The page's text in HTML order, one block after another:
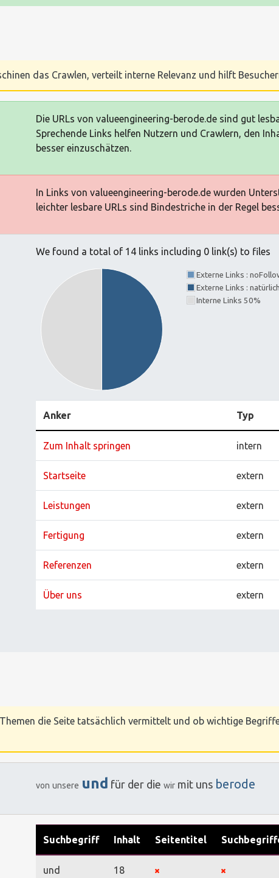
das Crawlen, verteilt interne Relevanz und hilft
Die URLs von valueengineering-berode.de sind gut
Sprechende Links helfen Nutzern und Crawlern, den
besser einzuschätzen.
In Links von valueengineering-berode.de wurden
leichter lesbare URLs sind Bindestriche in der Regel
We found a total of 14 links including 0 link(s) to files
Externe Links :
Externe Links :
Interne Links 50%
Anker Typ
Zum Inhalt springen intern
Startseite extern
Leistungen extern
Fertigung extern
Referenzen extern
Über uns extern
die Seite tatsächlich vermittelt und ob wichtige
von unsere und für der die wir mit uns berode
Suchbegriff Inhalt Seitentitel
und 18